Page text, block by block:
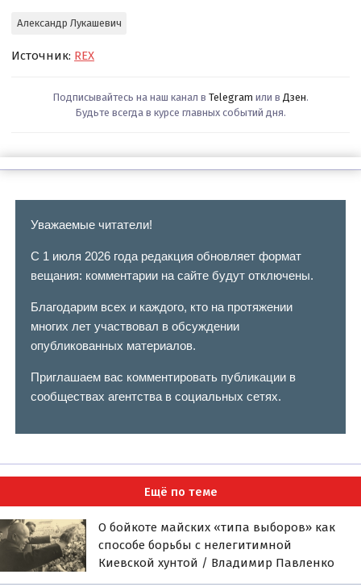
Александр Лукашевич
Источник: REX
Подписывайтесь на наш канал в Telegram или в Дзен.
Будьте всегда в курсе главных событий дня.
Уважаемые читатели!
С 1 июля 2026 года редакция обновляет формат
вещания: комментарии на сайте будут отключены.
Благодарим всех и каждого, кто на протяжении
многих лет участвовал в обсуждении
опубликованных материалов.
Приглашаем вас комментировать публикации в
сообществах агентства в социальных сетях.
Ещё по теме
О бойкоте майских «типа выборов» как
способе борьбы с нелегитимной
Киевской хунтой / Владимир Павленко